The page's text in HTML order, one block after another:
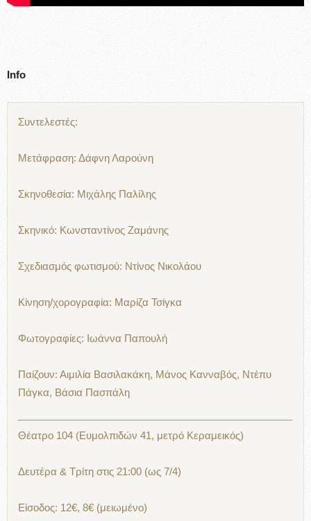
Info
Συντελεστές:
Μετάφραση: Δάφνη Λαρούνη
Σκηνοθεσία: Μιχάλης Παλίλης
Σκηνικό: Κωνσταντίνος Ζαμάνης
Σχεδιασμός φωτισμού: Ντίνος Νικολάου
Κίνηση/χορογραφία: Μαρίζα Τσίγκα
Φωτογραφίες: Ιωάννα Παπουλή
Παίζουν: Αιμιλία Βασιλακάκη, Μάνος Κανναβός, Ντέπυ
Πάγκα, Βάσια Πασπάλη
Θέατρο 104 (Ευμολπιδών 41, μετρό Κεραμεικός)
Δευτέρα & Τρίτη στις 21:00 (ως 7/4)
Είσοδος: 12€, 8€ (μειωμένο)